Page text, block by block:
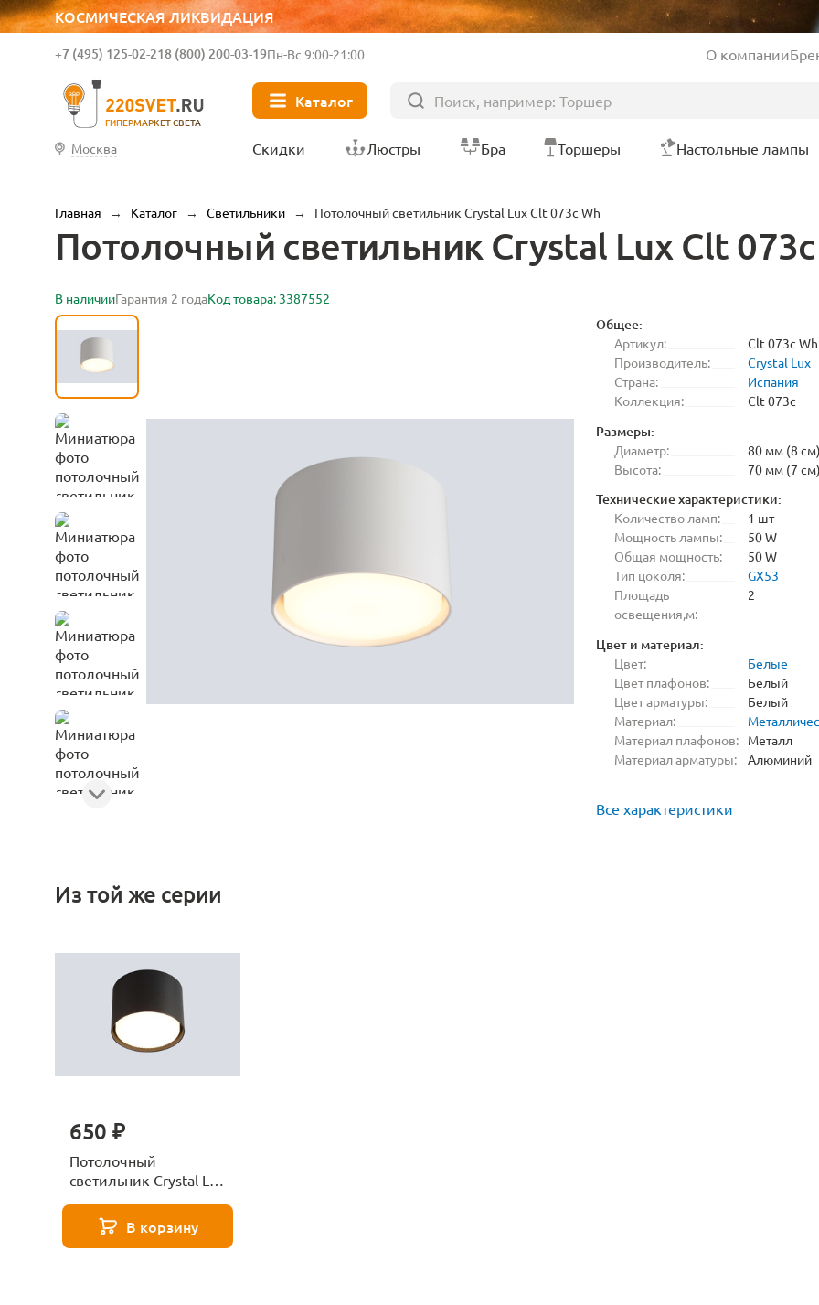
КОСМИЧЕСКАЯ ЛИКВИДАЦИЯ
ГИПЕРМАРКЕТ СВЕТА
+7 (495) 125-02-218 (800) 200-03-19Пн-Вс 9:00-21:00 О компании
Каталог
Москва Скидки Люстры Бра Торшеры Настольные лампы
Главная → Каталог → Светильники → Потолочный светильник Crystal Lux Clt 073c Wh
Потолочный светильник Crystal Lux Clt
В наличииГарантия 2 годаКод товара: 3387552
Общее:
Артикул:
Clt 073c Wh
Производитель:
Crystal Lux
Страна:
Испания
Коллекция:
Clt 073c
Размеры:
Диаметр:
80 мм (8
Высота:
70 мм (7
Технические характеристики:
Количество ламп:
1 шт
Мощность лампы:
50 W
Общая мощность:
50 W
Тип цоколя:
GX53
Площадь
освещения,м:
2
Цвет и материал:
Цвет:
Белые
Цвет плафонов:
Белый
Цвет арматуры:
Белый
Материал:
Материал плафонов:
Металл
Материал арматуры:
Алюминий
Все характеристики
Из той же серии
650 ₽
Потолочный
светильник Crystal Lux
В корзину